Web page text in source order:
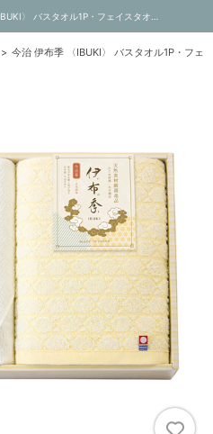
今治 伊布季 〈IBUKI〉 バスタオル1P・フェ